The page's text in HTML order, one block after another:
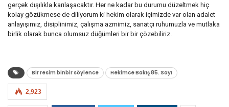
gerçek dışılıkla karılaşacaktır. Her ne kadar bu durumu düzeltmek hiç
kolay gözükmese de diliyorum ki hekim olarak içimizde var olan adalet
anlayışımız, disiplinimiz, çalışma azmimiz, sanatçı ruhumuzla ve mutlaka
birlik olarak bunca olumsuz düğümleri bir bir çözebiliriz.
Bir resim binbir söylence Hekimce Bakış 85. Sayı
2,923